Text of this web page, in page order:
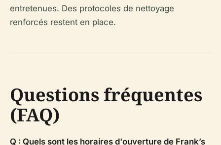
entretenues. Des protocoles de nettoyage
renforcés restent en place.
Questions fréquentes
(FAQ)
Q : Quels sont les horaires d'ouverture de Frank’s